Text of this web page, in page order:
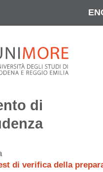
di
di verifica della